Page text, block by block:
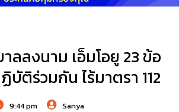
ลลงนาม เอ็มโอยู 23 ข้อ
บัติร่วมกัน ไร้มาตรา 112
9:44 pm Sanya